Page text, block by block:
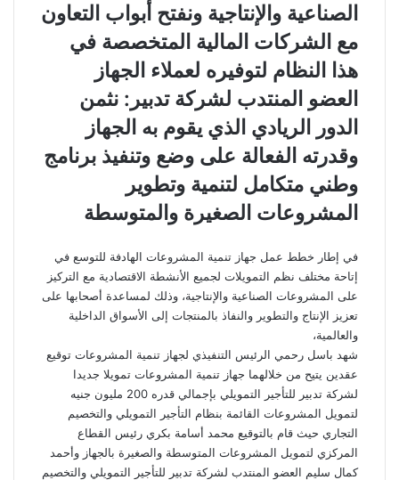
الصناعية والإنتاجية ونفتح أبواب التعاون
مع الشركات المالية المتخصصة في
هذا النظام لتوفيره لعملاء الجهاز
العضو المنتدب لشركة تدبير: نثمن
الدور الريادي الذي يقوم به الجهاز
وقدرته الفعالة على وضع وتنفيذ برنامج
وطني متكامل لتنمية وتطوير
المشروعات الصغيرة والمتوسطة
في إطار خطط عمل جهاز تنمية المشروعات الهادفة للتوسع في
إتاحة مختلف نظم التمويلات لجميع الأنشطة الاقتصادية مع التركيز
على المشروعات الصناعية والإنتاجية، وذلك لمساعدة أصحابها على
تعزيز الإنتاج والتطوير والنفاذ بالمنتجات إلى الأسواق الداخلية
والعالمية،
شهد باسل رحمي الرئيس التنفيذي لجهاز تنمية المشروعات توقيع
عقدين يتيح من خلالهما جهاز تنمية المشروعات تمويلا جديدا
لشركة تدبير للتأجير التمويلي بإجمالي قدره 200 مليون جنيه
لتمويل المشروعات القائمة بنظام التأجير التمويلي والتخصيم
التجاري حيث قام بالتوقيع محمد أسامة بكري رئيس القطاع
المركزي لتمويل المشروعات المتوسطة والصغيرة بالجهاز وأحمد
كمال سليم العضو المنتدب لشركة تدبير للتأجير التمويلي والتخصيم